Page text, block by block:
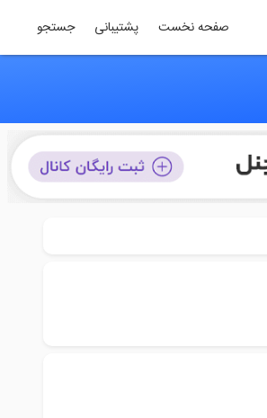
صفحه نخست پشتیبانی جستجو